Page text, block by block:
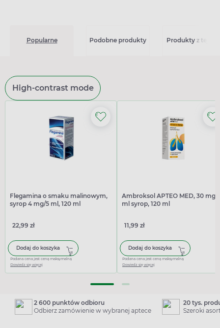
Popularne Podobne produkty Produkty z tej
High-contrast mode
Flegamina o smaku malinowym,
syrop 4 mg/5 ml, 120 ml
22,99 zł
Dodaj do koszyka
Podana cena jest ceną maksymalną
Dowiedz się więcej
Ambroksol APTEO MED, 30 mg/
ml syrop, 120 ml
11,99 zł
Dodaj do koszyka
Podana cena jest ceną maksymalną
Dowiedz się więcej
2 600 punktów odbioru
Odbierz zamówienie w wybranej aptece
20 tys.
Szeroki